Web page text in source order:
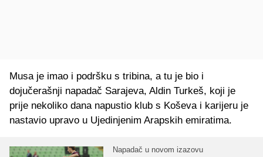
Musa je imao i podršku s tribina, a tu je bio i
dojučerašnji napadač Sarajeva, Aldin Turkeš, koji je
prije nekoliko dana napustio klub s Koševa i karijeru je
nastavio upravo u Ujedinjenim Arapskih emiratima.
Napadač u novom izazovu